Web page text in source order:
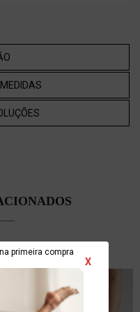
primeira compra
X